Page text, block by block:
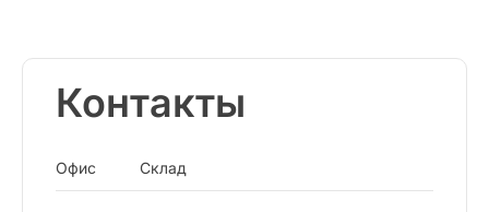
Контакты
Офис Склад